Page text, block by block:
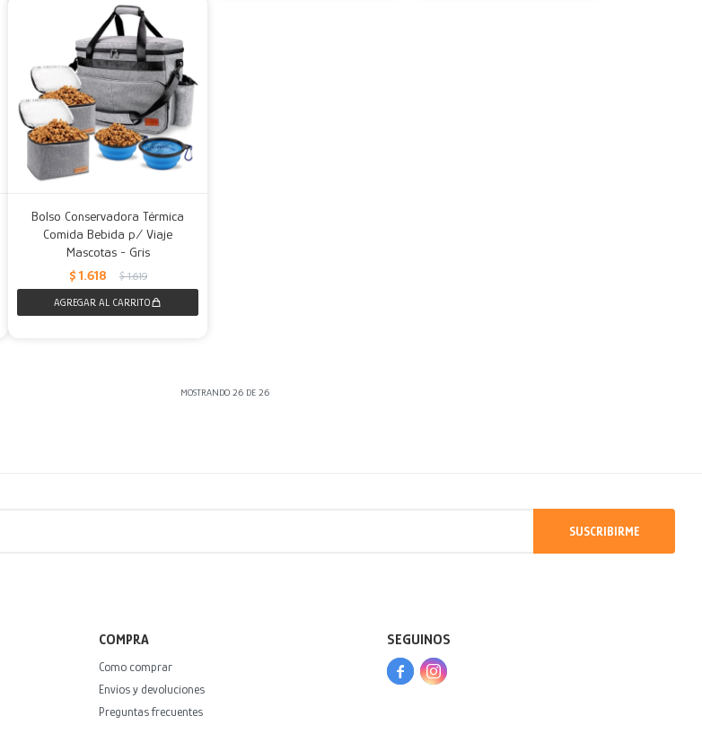
Bolso Conservadora Térmica
Comida Bebida p/ Viaje
Mascotas - Gris
$ 1.618 $ 1.619
MOSTRANDO26 DE26
SUSCRIBIRME
COMPRA
Como comprar
Envíos y devoluciones
Preguntas frecuentes
SEGUINOS
 